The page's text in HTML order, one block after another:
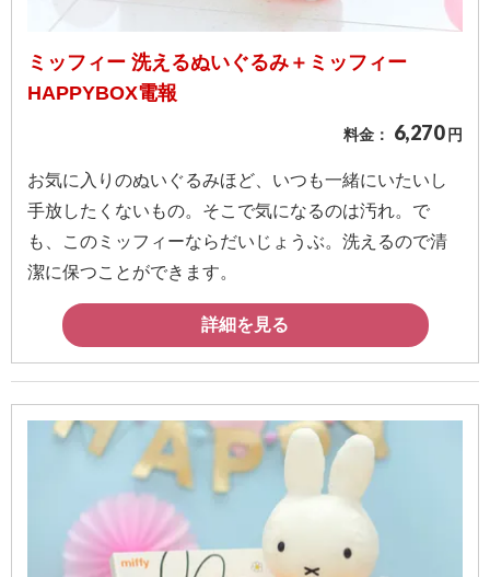
ミッフィー 洗えるぬいぐるみ＋ミッフィー
HAPPYBOX電報
料金： 6,270 円
お気に入りのぬいぐるみほど、いつも一緒にいたいし
手放したくないもの。そこで気になるのは汚れ。で
も、このミッフィーならだいじょうぶ。洗えるので清
潔に保つことができます。
詳細を見る